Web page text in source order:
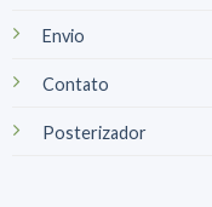
Envio
Contato
Posterizador